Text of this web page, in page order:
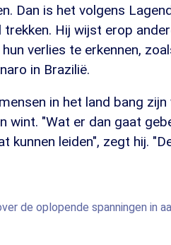
Dan is het volgens
Hij wijst erop
verlies te erkennen,
in Brazilië.
in het land bang
wint. "Wat er dan gaat
leiden", zegt hij.
de oplopende spanningen in